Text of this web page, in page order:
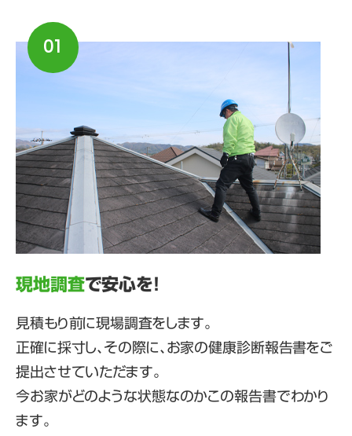
01
現地調査で安心を！
見積もり前に現場調査をします。
正確に採寸し、その際に、お家の健康診断報告書をご
提出させていただます。
今お家がどのような状態なのかこの報告書でわかり
ます。